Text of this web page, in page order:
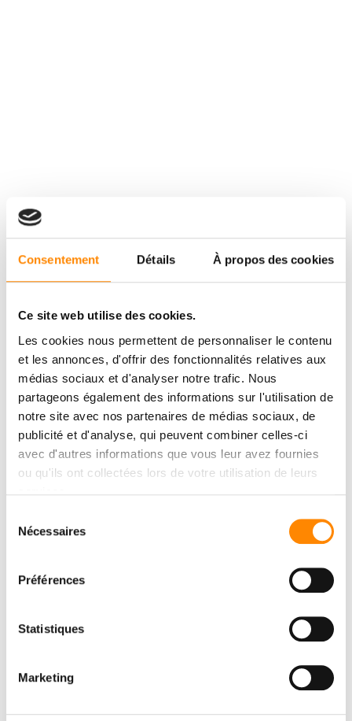
Consentement Détails À propos des cookies
Ce site web utilise des cookies.
Les cookies nous permettent de personnaliser le contenu
et les annonces, d'offrir des fonctionnalités relatives aux
médias sociaux et d'analyser notre trafic. Nous
partageons également des informations sur l'utilisation de
notre site avec nos partenaires de médias sociaux, de
publicité et d'analyse, qui peuvent combiner celles-ci
avec d'autres informations que vous leur avez fournies
ou qu'ils ont collectées lors de votre utilisation de leurs
Nécessaires
Préférences
Statistiques
Marketing